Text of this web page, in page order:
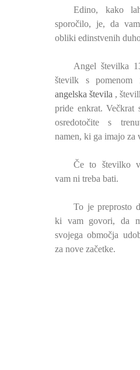
Edino, kako
sporočilo, je, da
obliki edinstvenih
Angel številka
številk s
angelska števila ,
pride enkrat. Večkrat
osredotočite s
namen, ki ga imajo za
Če to številko
vam ni treba bati.
To je preprosto
ki vam govori, da
svojega območja
za nove začetke.